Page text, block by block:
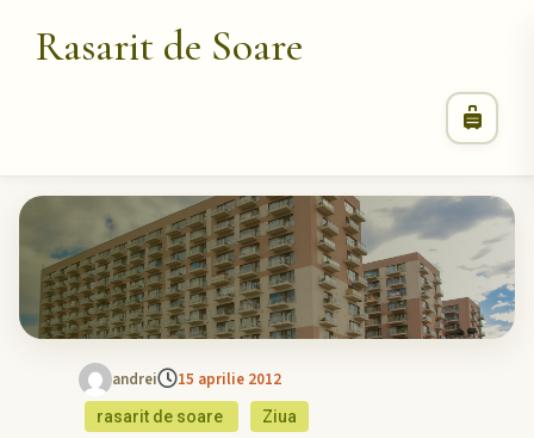
Rasarit de Soare
andrei 15 aprilie 2012
rasarit de soare Ziua